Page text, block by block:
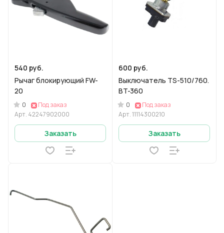
540 руб.
Рычаг блокирующий FW-
20
0
Под заказ
Арт. 42247902000
Заказать
600 руб.
Выключатель TS-510/760.
BT-360
0
Под заказ
Арт.11114300210
Заказать